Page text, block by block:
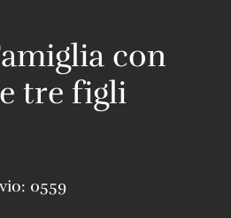
con
tre figli
0559